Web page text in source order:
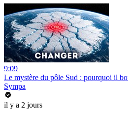
9:09
Le mystère du pôle Sud : pourquoi il
Sympa
il y a 2 jours